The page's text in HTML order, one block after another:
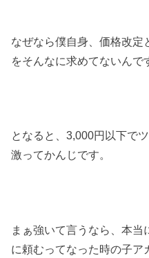
なぜなら僕自身、価格改定
をそんなに求めてないんで
となると、3,000円以下で
激ってかんじです。
まぁ強いて言うなら、本
に頼むってなった時の子ア